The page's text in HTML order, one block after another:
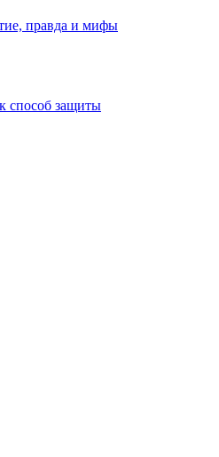
правда и мифы
способ защиты